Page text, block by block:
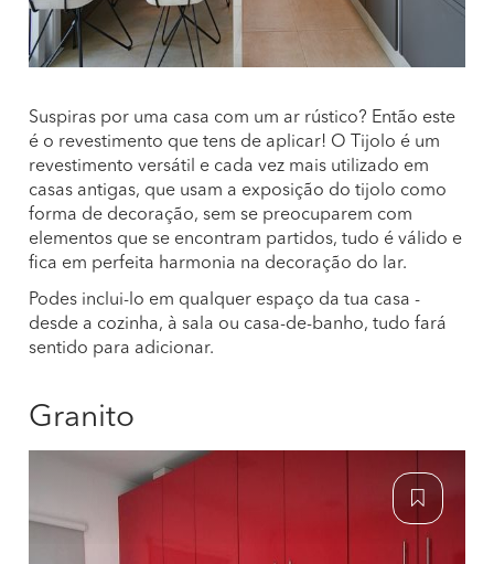
Suspiras por uma casa com um ar rústico? Então este
é o revestimento que tens de aplicar! O Tijolo é um
revestimento versátil e cada vez mais utilizado em
casas antigas, que usam a exposição do tijolo como
forma de decoração, sem se preocuparem com
elementos que se encontram partidos, tudo é válido e
fica em perfeita harmonia na decoração do lar.
Podes inclui-lo em qualquer espaço da tua casa -
desde a cozinha, à sala ou casa-de-banho, tudo fará
sentido para adicionar.
Granito